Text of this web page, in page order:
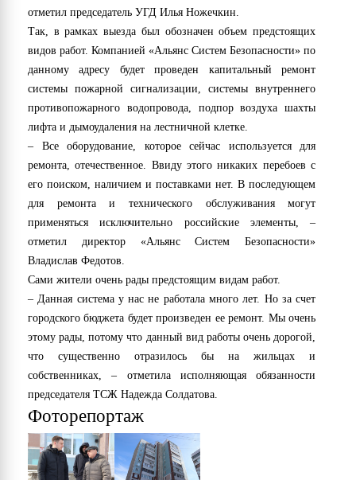
отметил председатель УГД Илья Ножечкин.
Так, в рамках выезда был обозначен объем предстоящих
видов работ. Компанией «Альянс Систем Безопасности» по
данному адресу будет проведен капитальный ремонт
системы пожарной сигнализации, системы внутреннего
противопожарного водопровода, подпор воздуха шахты
лифта и дымоудаления на лестничной клетке.
– Все оборудование, которое сейчас используется для
ремонта, отечественное. Ввиду этого никаких перебоев с
его поиском, наличием и поставками нет. В последующем
для ремонта и технического обслуживания могут
применяться исключительно российские элементы, –
отметил директор «Альянс Систем Безопасности»
Владислав Федотов.
Сами жители очень рады предстоящим видам работ.
– Данная система у нас не работала много лет. Но за счет
городского бюджета будет произведен ее ремонт. Мы очень
этому рады, потому что данный вид работы очень дорогой,
что существенно отразилось бы на жильцах и
собственниках, – отметила исполняющая обязанности
председателя ТСЖ Надежда Солдатова.
Фоторепортаж